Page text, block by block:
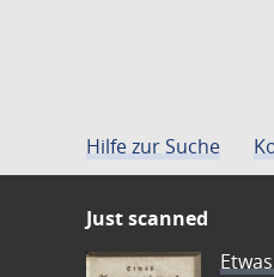
Hilfe zur Suche
Just scanned